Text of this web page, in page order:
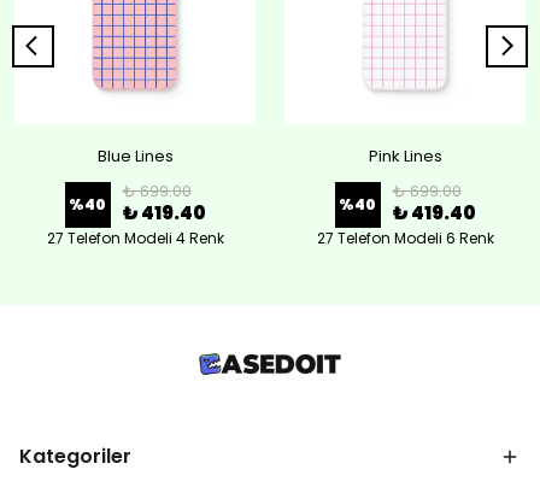
Blue Lines
%40
₺ 699.00
₺ 419.40
27 Telefon Modeli 4 Renk
Pink Lines
%40
₺ 699.00
₺ 419.40
27 Telefon Modeli 6 Renk
Kategoriler